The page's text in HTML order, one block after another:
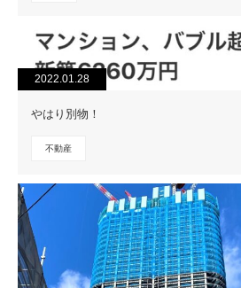
2022.01.28
やはり別物！
不動産